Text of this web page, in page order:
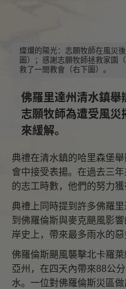
燦爛的陽光：志願牧師在風災
圖）；感謝志願牧師拯救家園
救了一間教會（右下圖）。
佛羅里達州清水鎮舉
志願牧師為遭受風災
來緩解。
典禮在清水鎮的哈里森堡
會中接受表揚。在過去三
的志工時數，他們的努力獲
典禮上同時提到許多佛羅
到佛羅倫斯與麥克颶風影
岸史上，帶來最多雨水的惡
佛羅倫斯颶風襲擊北卡羅
亞州，在四天內帶來88公
水。一位對佛羅倫斯災區